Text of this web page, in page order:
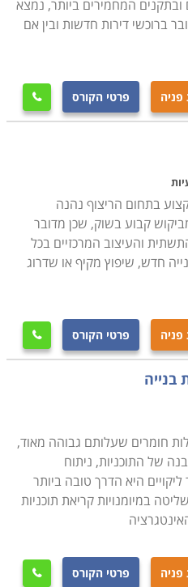
המחמירים ביותר, נמצא
ברוכשי דירות חדשות ובין אם
פרטי הקורס 
בתחום הריצוף נהנה
קבוע בשוק, שכן מדובר
והעיצוב המרכזיים בכל
חדש, שיפוץ מקיף או שדרוג
פרטי הקורס 
בנייה
חומרים שעלותם גבוהה מאוד,
של התוכניות, ניתוח
היא הדרך טובה ביותר
במיומנויות קריאת תוכניות
פרטי הקורס 